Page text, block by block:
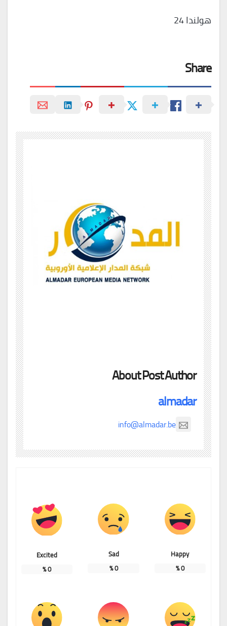
هولندا 24
Share
About Post Author
almadar
info@almadar.be
Happy
0
%
Sad
0
%
Excited
0
%